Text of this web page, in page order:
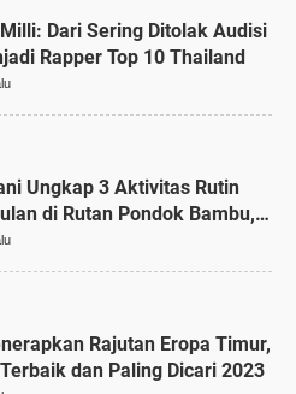
Dari Sering Ditolak Audisi
Rapper Top 10 Thailand
Ungkap 3 Aktivitas Rutin
di Rutan Pondok Bambu,
Rajutan Eropa Timur,
dan Paling Dicari 2023